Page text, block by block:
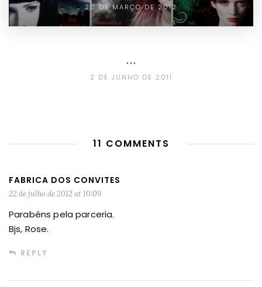
20 DE MARÇO DE 2012
…
2 DE JUNHO DE 2011
11 COMMENTS
FABRICA DOS CONVITES
22 de julho de 2012 at 10:09
Parabéns pela parceria.
Bjs, Rose.
REPLY